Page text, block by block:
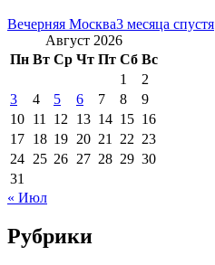
Вечерняя Москва3 месяца спустя
Август 2026
Пн Вт Ср Чт Пт Сб Вс
1
2
3
4 5 6 7 8
9
10 11 12 13 14 15 16
17 18 19 20 21 22 23
24 25 26 27 28 29 30
31
« Июл
Рубрики